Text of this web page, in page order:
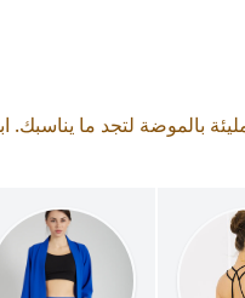
بالموضة لتجد ما يناسبك.